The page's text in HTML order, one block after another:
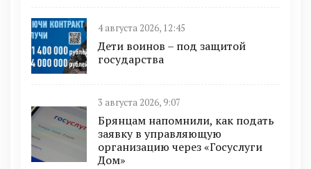
4 августа 2026, 12:45
Дети воинов – под защитой
государства
3 августа 2026, 9:07
Брянцам напомнили, как подать
заявку в управляющую
организацию через «Госуслуги
Дом»